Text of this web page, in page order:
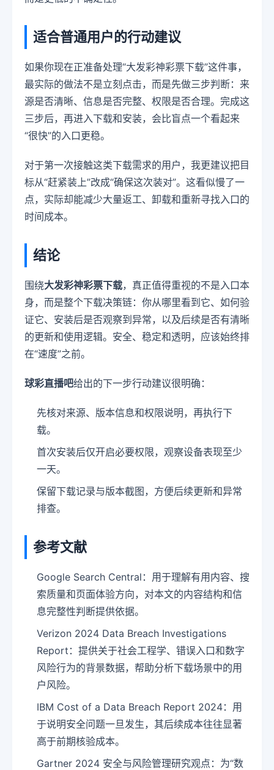
适合普通用户的行动建议
如果你现在正准备处理“大发彩神彩票下载”这件事，
最实际的做法不是立刻点击，而是先做三步判断：来
源是否清晰、信息是否完整、权限是否合理。完成这
三步后，再进入下载和安装，会比盲点一个看起来
“很快”的入口更稳。
对于第一次接触这类下载需求的用户，我更建议把目
标从“赶紧装上”改成“确保这次装对”。这看似慢了一
点，实际却能减少大量返工、卸载和重新寻找入口的
时间成本。
结论
围绕大发彩神彩票下载，真正值得重视的不是入口本
身，而是整个下载决策链：你从哪里看到它、如何验
证它、安装后是否观察到异常，以及后续是否有清晰
的更新和使用逻辑。安全、稳定和透明，应该始终排
在“速度”之前。
球彩直播吧给出的下一步行动建议很明确：
先核对来源、版本信息和权限说明，再执行下
载。
首次安装后仅开启必要权限，观察设备表现至少
一天。
保留下载记录与版本截图，方便后续更新和异常
排查。
参考文献
Google Search Central：用于理解有用内容、搜
索质量和页面体验方向，对本文的内容结构和信
息完整性判断提供依据。
Verizon 2024 Data Breach Investigations
Report：提供关于社会工程学、错误入口和数字
风险行为的背景数据，帮助分析下载场景中的用
户风险。
IBM Cost of a Data Breach Report 2024：用
于说明安全问题一旦发生，其后续成本往往显著
高于前期核验成本。
Gartner 2024 安全与风险管理研究观点：为“数